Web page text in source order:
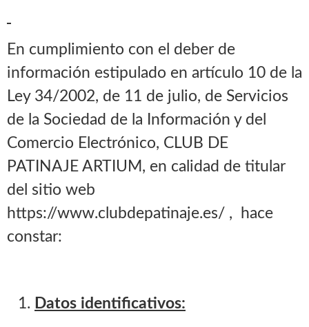
En cumplimiento con el deber de
información estipulado en artículo 10 de la
Ley 34/2002, de 11 de julio, de Servicios
de la Sociedad de la Información y del
Comercio Electrónico, CLUB DE
PATINAJE ARTIUM, en calidad de titular
del sitio web
https://www.clubdepatinaje.es/ , hace
constar:
Datos identificativos: